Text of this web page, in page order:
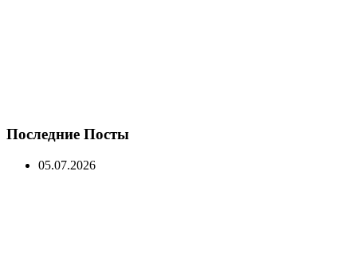
Последние Посты
05.07.2026